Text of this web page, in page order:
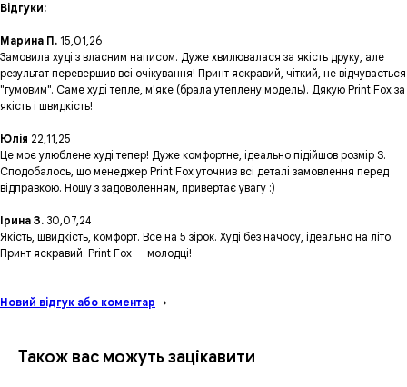
Відгуки:
Марина П. 15,01,26
Замовила худі з власним написом. Дуже хвилювалася за якість друку, але
результат перевершив всі очікування! Принт яскравий, чіткий, не відчувається
"гумовим". Саме худі тепле, м'яке (брала утеплену модель). Дякую Print Fox за
якість і швидкість!
Юлія 22,11,25
Це моє улюблене худі тепер! Дуже комфортне, ідеально підійшов розмір S.
Сподобалось, що менеджер Print Fox уточнив всі деталі замовлення перед
відправкою. Ношу з задоволенням, привертає увагу :)
Ірина З. 30,07,24
Якість, швидкість, комфорт. Все на 5 зірок. Худі без начосу, ідеально на літо.
Принт яскравий. Print Fox — молодці!
Новий відгук або коментар→
Також вас можуть зацікавити